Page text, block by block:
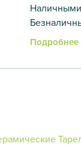
Подробнее